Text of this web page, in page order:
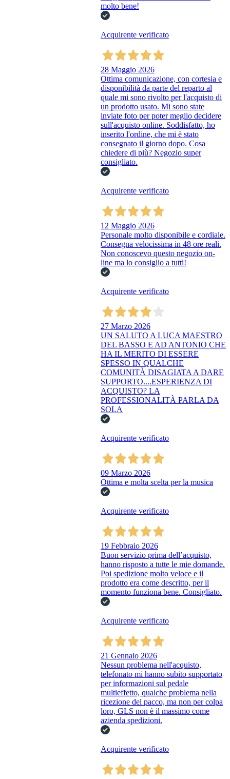
molto bene!
Acquirente verificato
28 Maggio 2026
Ottima comunicazione, con cortesia e
disponibilità da parte del reparto al
quale mi sono rivolto per l'acquisto di
un prodotto usato. Mi sono state
inviate foto per poter meglio decidere
sull'acquisto online. Soddisfatto, ho
inserito l'ordine, che mi è stato
consegnato il giorno dopo. Cosa
chiedere di più? Negozio super
consigliato.
Acquirente verificato
12 Maggio 2026
Personale molto disponibile e cordiale.
Consegna velocissima in 48 ore reali.
Non conoscevo questo negozio on-
line ma lo consiglio a tutti!
Acquirente verificato
27 Marzo 2026
UN SALUTO A LUCA MAESTRO
DEL BASSO E AD ANTONIO CHE
HA IL MERITO DI ESSERE
SPESSO IN QUALCHE
COMUNITÀ DISAGIATA A DARE
SUPPORTO....ESPERIENZA DI
ACQUISTO? LA
PROFESSIONALITÀ PARLA DA
SOLA
Acquirente verificato
09 Marzo 2026
Ottima e molta scelta per la musica
Acquirente verificato
19 Febbraio 2026
Buon servizio prima dell’acquisto,
hanno risposto a tutte le mie domande.
Poi spedizione molto veloce e il
prodotto era come descritto, per il
momento funziona bene. Consigliato.
Acquirente verificato
21 Gennaio 2026
Nessun problema nell'acquisto,
telefonato mi hanno subito supportato
per informazioni sul pedale
multieffetto, qualche problema nella
ricezione del pacco, ma non per colpa
loro, GLS non è il massimo come
azienda spedizioni.
Acquirente verificato